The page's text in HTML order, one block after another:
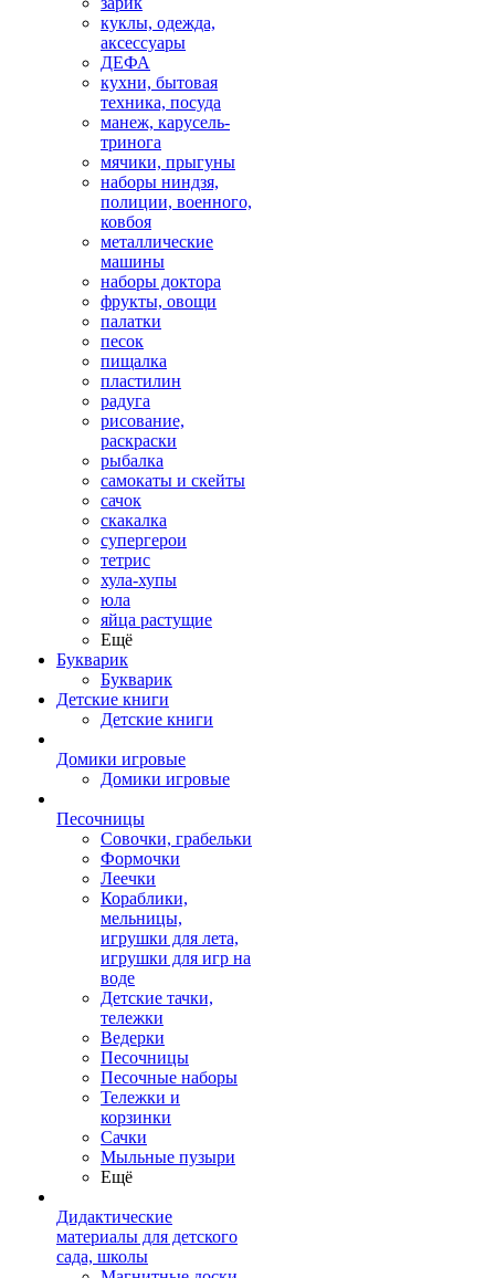
куклы, одежда,
аксессуары
ДЕФА
кухни, бытовая
техника, посуда
манеж, карусель-
тринога
мячики, прыгуны
наборы ниндзя,
полиции, военного,
ковбоя
металлические
машины
наборы доктора
фрукты, овощи
палатки
песок
пищалка
пластилин
радуга
рисование,
раскраски
рыбалка
самокаты и скейты
сачок
скакалка
супергерои
тетрис
хула-хупы
юла
яйца растущие
Ещё
Букварик
Букварик
Детские книги
Детские книги
Домики игровые
Домики игровые
Песочницы
Совочки, грабельки
Формочки
Леечки
Кораблики,
мельницы,
игрушки для лета,
игрушки для игр на
воде
Детские тачки,
тележки
Ведерки
Песочницы
Песочные наборы
Тележки и
корзинки
Сачки
Мыльные пузыри
Ещё
Дидактические
материалы для детского
сада, школы